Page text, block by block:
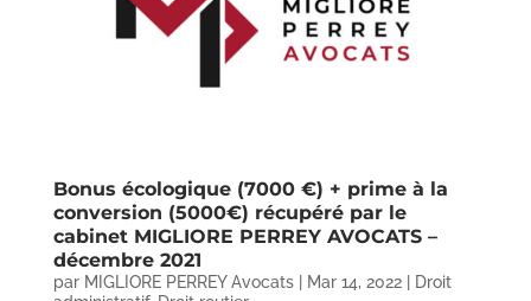
Bonus écologique (7000 €) + prime à la
conversion (5000€) récupéré par le
cabinet MIGLIORE PERREY AVOCATS –
décembre 2021
par MIGLIORE PERREY Avocats| Mar 14, 2022|
Droit